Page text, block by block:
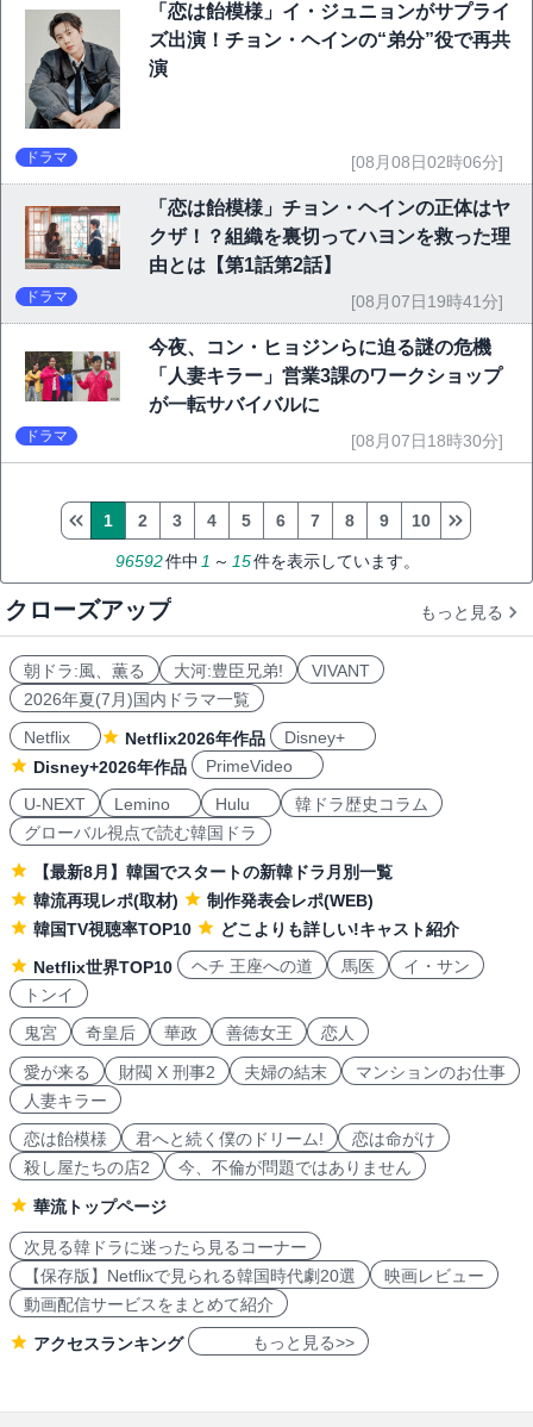
「恋は飴模様」イ・ジュニョンがサプライ
ズ出演！チョン・ヘインの“弟分”役で再共
演
ドラマ [08月08日02時06分]
「恋は飴模様」チョン・ヘインの正体はヤ
クザ！？組織を裏切ってハヨンを救った理
由とは【第1話第2話】
ドラマ [08月07日19時41分]
今夜、コン・ヒョジンらに迫る謎の危機
「人妻キラー」営業3課のワークショップ
が一転サバイバルに
ドラマ [08月07日18時30分]
96592件中 1 ～ 15件を表示しています。
1 2 3 4 5 6 7 8 9 10
クローズアップ もっと見る
朝ドラ:風、薫る 大河:豊臣兄弟!
VIVANT
2026年夏(7月)国内ドラマ一覧
Netflix
Netflix2026年作品
Disney+
Disney+2026年作品
PrimeVideo
U-NEXT
Lemino Hulu
韓ドラ歴史コラム
グローバル視点で読む韓国ドラ
【最新8月】韓国でスタートの新韓ドラ月別一覧
韓流再現レポ(取材)
制作発表会レポ(WEB)
韓国TV視聴率TOP10
どこよりも詳しい!キャスト紹介
Netflix世界TOP10
ヘチ 王座への道 馬医
イ・サン
トンイ
鬼宮
奇皇后 華政 善徳女王 恋人
愛が来る 財閥 X 刑事2 夫婦の結末
マンションのお仕事
人妻キラー
恋は飴模様
君へと続く僕のドリーム!
恋は命がけ
殺し屋たちの店2
今、不倫が問題ではありません
華流トップページ
次見る韓ドラに迷ったら見るコーナー
【保存版】Netflixで見られる韓国時代劇20選
映画レビュー
動画配信サービスをまとめて紹介
アクセスランキング もっと見る>>